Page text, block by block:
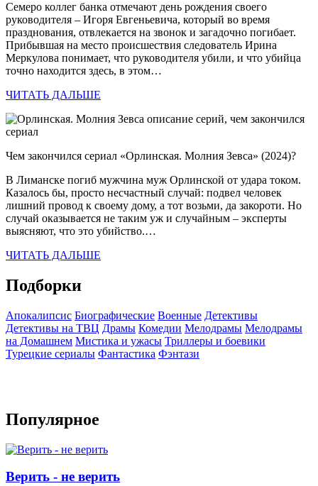
Семеро коллег банка отмечают день рождения своего
руководителя – Игоря Евгеньевича, который во время
празднования, отвлекается на звонок и загадочно погибает.
Прибывшая на место происшествия следователь Ирина
Меркулова понимает, что руководителя убили, и что убийца
точно находится здесь, в этом…
ЧИТАТЬ ДАЛЬШЕ
Чем закончился сериал «Орлинская. Молния Зевса» (2024)?
В Лиманске погиб мужчина муж Орлинской от удара током.
Казалось бы, просто несчастный случай: подвел человек
лишний провод к своему дому, а тот возьми, да закороти. Но
случай оказывается не таким уж и случайным – эксперты
выясняют, что это убийство.…
ЧИТАТЬ ДАЛЬШЕ
Подборки
Апокалипсис Биографические Военные Детективы
Детективы на ТВЦ Драмы Комедии Мелодрамы Мелодрамы
на Домашнем Мистика и ужасы Триллеры и боевики
Турецкие сериалы Фантастика Фэнтази
Популярное
Верить - не верить